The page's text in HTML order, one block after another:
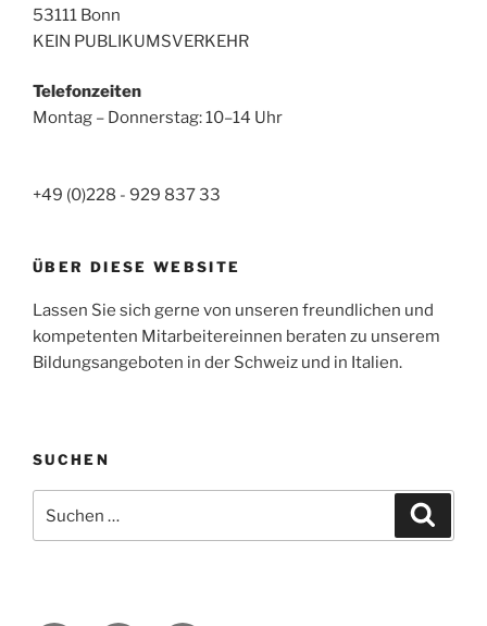
53111 Bonn
KEIN PUBLIKUMSVERKEHR
Telefonzeiten
Montag – Donnerstag: 10–14 Uhr
+49 (0)228 - 929 837 33
ÜBER DIESE WEBSITE
Lassen Sie sich gerne von unseren freundlichen und
kompetenten Mitarbeitereinnen beraten zu unserem
Bildungsangeboten in der Schweiz und in Italien.
SUCHEN
nach: